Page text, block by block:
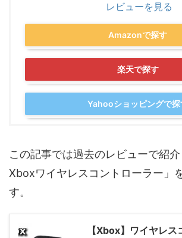
レビューを見る
Amazonで探す
楽天で探す
Yahooショッピングで探
この記事では過去のレビューで紹
Xboxワイヤレスコントローラー」
す。
【Xbox】ワイヤレス